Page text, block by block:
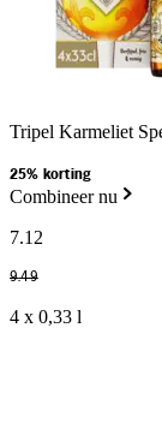
Tripel Karmeliet
25% korting
Combineer nu
7.12
9.49
4 x 0,33 l